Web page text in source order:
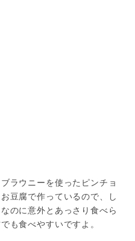
ラウニーを使ったピンチョ
豆腐で作っているので、し
のに意外とあっさり食べら
も食べやすいですよ。